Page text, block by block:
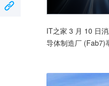
IT之家 3 月 10 日
导体制造厂 (Fab7)